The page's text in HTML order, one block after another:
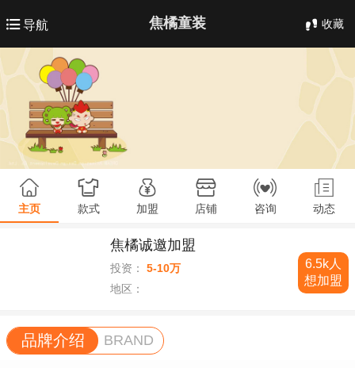
导航 焦橘童装 收藏
主页 款式 加盟 店铺 咨询 动态
焦橘诚邀加盟
投资：
5-10万
地区：
6.5k人
想加盟
品牌介绍 BRAND